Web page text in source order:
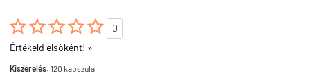

0
Értékeld elsőként! »
Kiszerelés: 120 kapszula